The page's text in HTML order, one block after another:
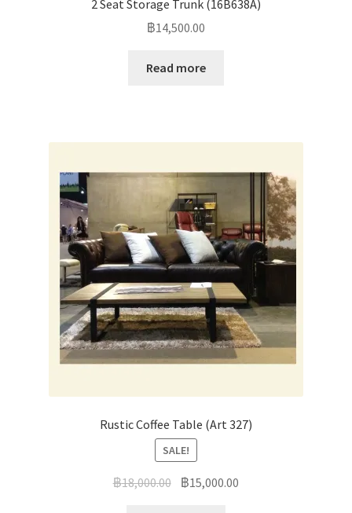
2 Seat Storage Trunk (16B638A)
฿14,500.00
Read more
Rustic Coffee Table (Art 327)
SALE!
฿18,000.00 ฿15,000.00